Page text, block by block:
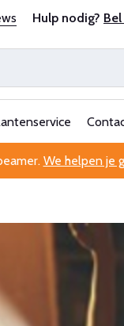
en ervaren
Hulp nodig?
We helpen je